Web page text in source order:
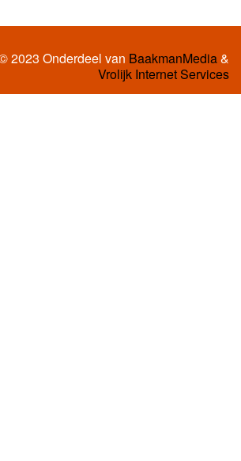
2023 Onderdeel van BaakmanMedia&
Vrolijk Internet Services